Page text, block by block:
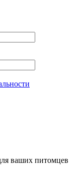
ваших питомцев